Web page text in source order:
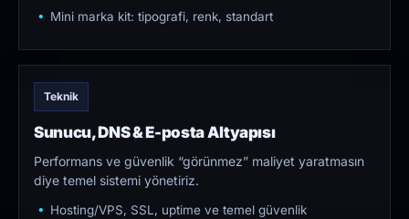
Mini marka kit: tipografi, renk, standart
Teknik
Sunucu, DNS & E-posta Altyapısı
Performans ve güvenlik “görünmez” maliyet yaratmasın
diye temel sistemi yönetiriz.
Hosting/VPS, SSL, uptime ve temel güvenlik